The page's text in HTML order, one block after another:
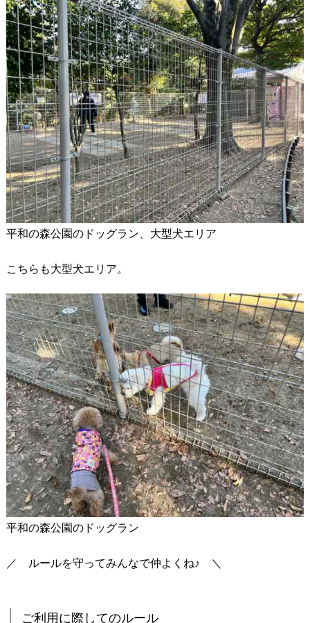
平和の森公園のドッグラン、大型犬エリア
こちらも大型犬エリア。
平和の森公園のドッグラン
／ ルールを守ってみんなで仲よくね♪ ＼
ご利用に際してのルール